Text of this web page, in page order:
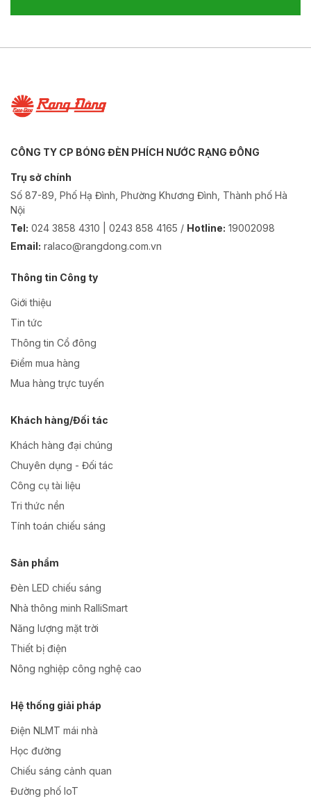
CÔNG TY CP BÓNG ĐÈN PHÍCH NƯỚC RẠNG ĐÔNG
Trụ sở chính
Số 87-89, Phố Hạ Đình, Phường Khương Đình, Thành phố Hà
Nội
Tel: 024 3858 4310 | 0243 858 4165 / Hotline: 19002098
Email: ralaco@rangdong.com.vn
Thông tin Công ty
Giới thiệu
Tin tức
Thông tin Cổ đông
Điểm mua hàng
Mua hàng trực tuyến
Khách hàng/Đối tác
Khách hàng đại chúng
Chuyên dụng - Đối tác
Công cụ tài liệu
Tri thức nền
Tính toán chiếu sáng
Sản phẩm
Đèn LED chiếu sáng
Nhà thông minh RalliSmart
Năng lượng mặt trời
Thiết bị điện
Nông nghiệp công nghệ cao
Hệ thống giải pháp
Điện NLMT mái nhà
Học đường
Chiếu sáng cảnh quan
Đường phố IoT